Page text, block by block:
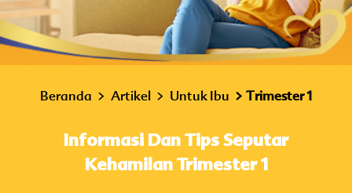
Beranda Artikel Untuk Ibu Trimester 1
Informasi Dan Tips Seputar
Kehamilan Trimester 1